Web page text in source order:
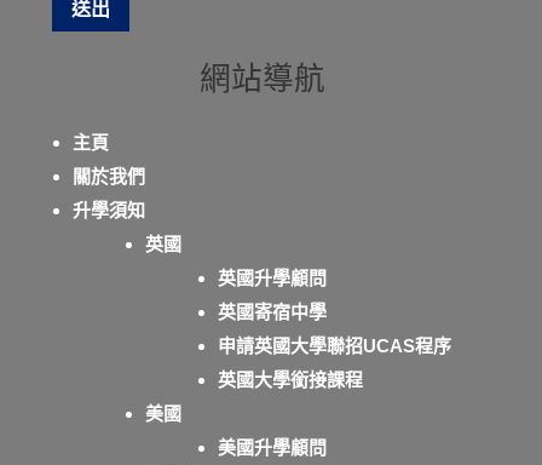
網站導航
主頁
關於我們
升學須知
英國
英國升學顧問
英國寄宿中學
申請英國大學聯招UCAS程序
英國大學銜接課程
美國
美國升學顧問